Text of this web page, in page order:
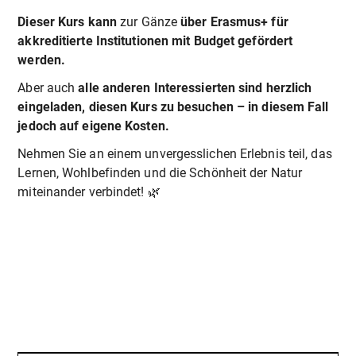
Dieser Kurs kann zur Gänze über Erasmus+ für
akkreditierte Institutionen mit Budget gefördert
werden.
Aber auchalle anderen Interessierten sind herzlich
eingeladen, diesen Kurs zu besuchen – in diesem Fall
jedoch auf eigene Kosten.
Nehmen Sie an einem unvergesslichen Erlebnis teil, das
Lernen, Wohlbefinden und die Schönheit der Natur
miteinander verbindet! 🌿